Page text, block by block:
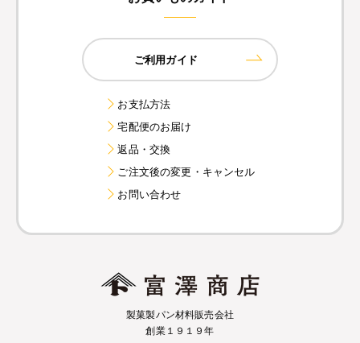
ご利用ガイド
お支払方法
宅配便のお届け
返品・交換
ご注文後の変更・キャンセル
お問い合わせ
製菓製パン材料販売会社
創業１９１９年